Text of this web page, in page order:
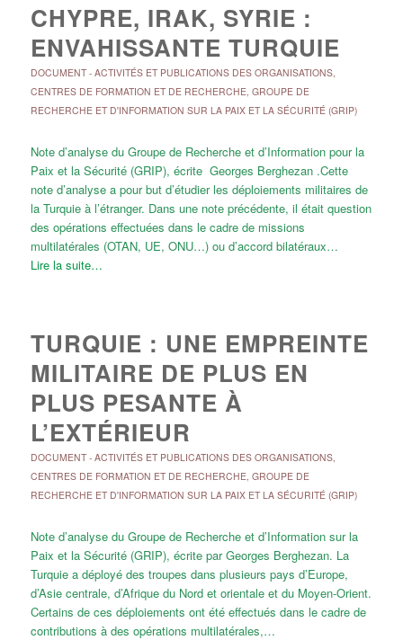
CHYPRE, IRAK, SYRIE :
ENVAHISSANTE TURQUIE
DOCUMENT- ACTIVITÉS ET PUBLICATIONS DES ORGANISATIONS,
CENTRES DE FORMATION ET DE RECHERCHE, GROUPE DE
RECHERCHE ET D'INFORMATION SUR LA PAIX ET LA SÉCURITÉ (GRIP)
Note d’analyse du Groupe de Recherche et d’Information pour la
Paix et la Sécurité (GRIP), écrite Georges Berghezan .Cette
note d’analyse a pour but d’étudier les déploiements militaires de
la Turquie à l’étranger. Dans une note précédente, il était question
des opérations effectuées dans le cadre de missions
multilatérales (OTAN, UE, ONU…) ou d’accord bilatéraux…
Lire la suite…
TURQUIE : UNE EMPREINTE
MILITAIRE DE PLUS EN
PLUS PESANTE À
L’EXTÉRIEUR
DOCUMENT- ACTIVITÉS ET PUBLICATIONS DES ORGANISATIONS,
CENTRES DE FORMATION ET DE RECHERCHE, GROUPE DE
RECHERCHE ET D'INFORMATION SUR LA PAIX ET LA SÉCURITÉ (GRIP)
Note d’analyse du Groupe de Recherche et d’Information sur la
Paix et la Sécurité (GRIP), écrite par Georges Berghezan. La
Turquie a déployé des troupes dans plusieurs pays d’Europe,
d’Asie centrale, d’Afrique du Nord et orientale et du Moyen-Orient.
Certains de ces déploiements ont été effectués dans le cadre de
contributions à des opérations multilatérales,…